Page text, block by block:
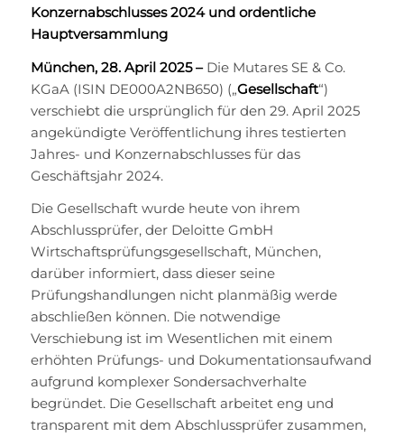
Konzernabschlusses 2024 und ordentliche
Hauptversammlung
München, 28. April 2025 – Die Mutares SE & Co.
KGaA (ISIN DE000A2NB650) („Gesellschaft“)
verschiebt die ursprünglich für den 29. April 2025
angekündigte Veröffentlichung ihres testierten
Jahres- und Konzernabschlusses für das
Geschäftsjahr 2024.
Die Gesellschaft wurde heute von ihrem
Abschlussprüfer, der Deloitte GmbH
Wirtschaftsprüfungsgesellschaft, München,
darüber informiert, dass dieser seine
Prüfungshandlungen nicht planmäßig werde
abschließen können. Die notwendige
Verschiebung ist im Wesentlichen mit einem
erhöhten Prüfungs- und Dokumentationsaufwand
aufgrund komplexer Sondersachverhalte
begründet. Die Gesellschaft arbeitet eng und
transparent mit dem Abschlussprüfer zusammen,